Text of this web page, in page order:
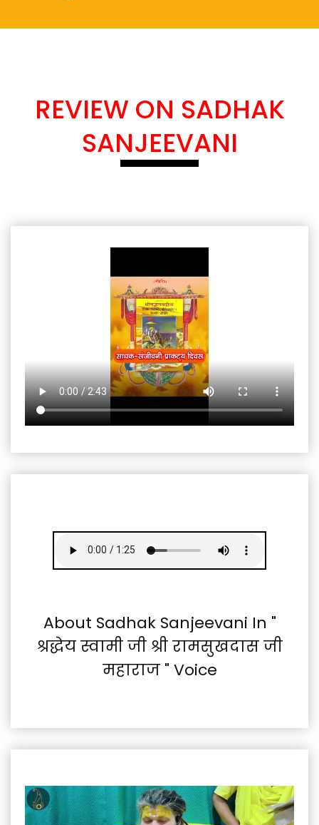
REVIEW ON SADHAK
SANJEEVANI
About Sadhak Sanjeevani In "
श्रद्धेय स्वामी जी श्री रामसुखदास जी
महाराज " Voice